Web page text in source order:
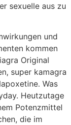
sexuelle aus zu
und
kommen
Original
super kamagra
Was
Heutzutage
Potenzmittel
die im